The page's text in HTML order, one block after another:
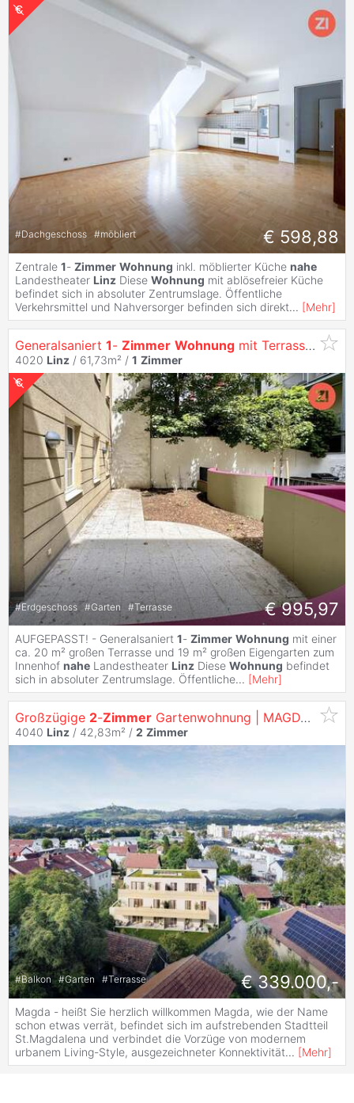
#Dachgeschoss #möbliert € 598,88
Zentrale 1- Zimmer Wohnung inkl. möblierter Küche nahe
Landestheater Linz Diese Wohnung mit ablösefreier Küche
befindet sich in absoluter Zentrumslage. Öffentliche
Verkehrsmittel und Nahversorger befinden sich direkt... [Mehr]
Generalsaniert 1- Zimmer Wohnung mit Terrasse und Garten zum Innenhof im
4020 Linz / 61,73m² / 1 Zimmer
#Erdgeschoss #Garten #Terrasse € 995,97
AUFGEPASST! - Generalsaniert 1- Zimmer Wohnung mit einer
ca. 20 m² großen Terrasse und 19 m² großen Eigengarten zum
Innenhof nahe Landestheater Linz Diese Wohnung befindet
sich in absoluter Zentrumslage. Öffentliche... [Mehr]
Großzügige 2-Zimmer Gartenwohnung | MAGDA Linz
4040 Linz / 42,83m² / 2 Zimmer
#Balkon #Garten #Terrasse € 339.000,-
Magda - heißt Sie herzlich willkommen Magda, wie der Name
schon etwas verrät, befindet sich im aufstrebenden Stadtteil
St.Magdalena und verbindet die Vorzüge von modernem
urbanem Living-Style, ausgezeichneter Konnektivität... [Mehr]